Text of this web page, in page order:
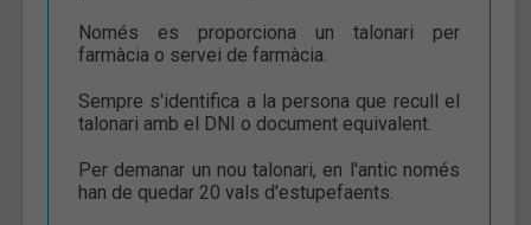
Només es proporciona un talonari per
farmàcia o servei de farmàcia.
Sempre s'identifica a la persona que recull el
talonari amb el DNI o document equivalent.
Per demanar un nou talonari, en l'antic només
han de quedar 20 vals d'estupefaents.